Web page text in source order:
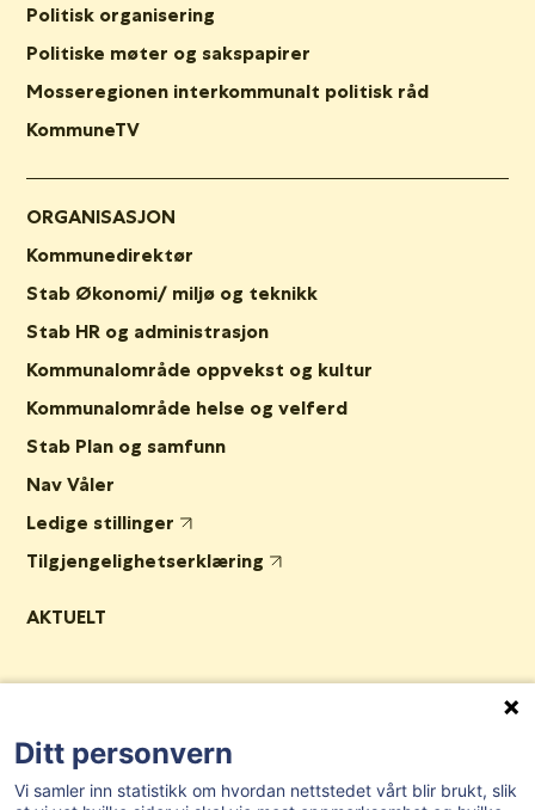
Politisk organisering
Politiske møter og sakspapirer
Mosseregionen interkommunalt politisk råd
KommuneTV
ORGANISASJON
Kommunedirektør
Stab Økonomi/ miljø og teknikk
Stab HR og administrasjon
Kommunalområde oppvekst og kultur
Kommunalområde helse og velferd
Stab Plan og samfunn
Nav Våler
Ledige stillinger
Tilgjengelighetserklæring
AKTUELT
E-post:postmottak@valer.kommune.no
Sentralbord:69 28 91 00
Ditt personvern
Vi samler inn statistikk om hvordan nettstedet vårt blir brukt, slik